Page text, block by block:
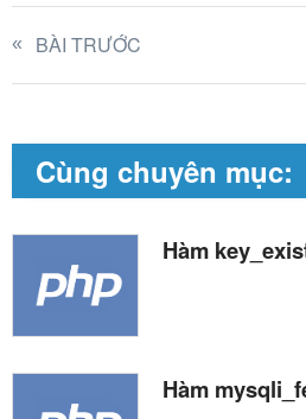
BÀI TRƯỚC
Cùng chuyên mục:
Hàm
Hàm